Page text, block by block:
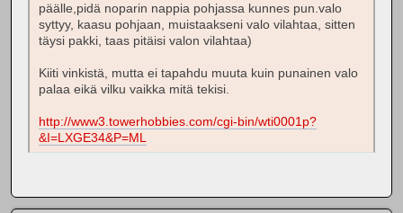
päälle,pidä noparin nappia pohjassa kunnes pun.valo
syttyy, kaasu pohjaan, muistaakseni valo vilahtaa, sitten
täysi pakki, taas pitäisi valon vilahtaa)
Kiiti vinkistä, mutta ei tapahdu muuta kuin punainen valo
palaa eikä vilku vaikka mitä tekisi.
http://www3.towerhobbies.com/cgi-bin/wti0001p?
&I=LXGE34&P=ML